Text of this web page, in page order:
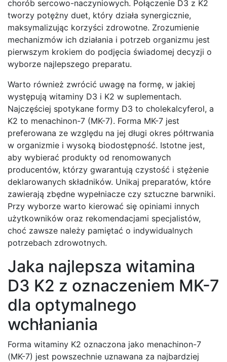
chorób sercowo-naczyniowych. Połączenie D3 z K2
tworzy potężny duet, który działa synergicznie,
maksymalizując korzyści zdrowotne. Zrozumienie
mechanizmów ich działania i potrzeb organizmu jest
pierwszym krokiem do podjęcia świadomej decyzji o
wyborze najlepszego preparatu.
Warto również zwrócić uwagę na formę, w jakiej
występują witaminy D3 i K2 w suplementach.
Najczęściej spotykane formy D3 to cholekalcyferol, a
K2 to menachinon-7 (MK-7). Forma MK-7 jest
preferowana ze względu na jej długi okres półtrwania
w organizmie i wysoką biodostępność. Istotne jest,
aby wybierać produkty od renomowanych
producentów, którzy gwarantują czystość i stężenie
deklarowanych składników. Unikaj preparatów, które
zawierają zbędne wypełniacze czy sztuczne barwniki.
Przy wyborze warto kierować się opiniami innych
użytkowników oraz rekomendacjami specjalistów,
choć zawsze należy pamiętać o indywidualnych
potrzebach zdrowotnych.
Jaka najlepsza witamina
D3 K2 z oznaczeniem MK-7
dla optymalnego
wchłaniania
Forma witaminy K2 oznaczona jako menachinon-7
(MK-7) jest powszechnie uznawana za najbardziej